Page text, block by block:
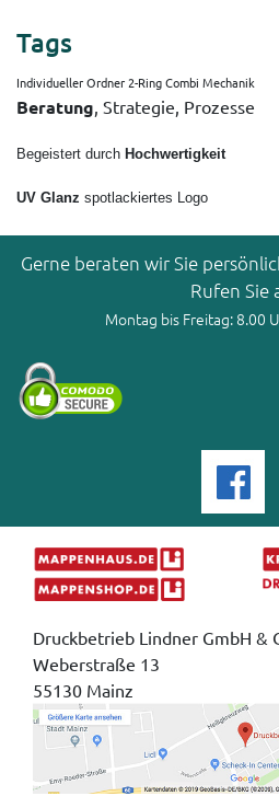
Tags
Individueller Ordner 2-Ring Combi Mechanik
Beratung, Strategie, Prozesse
Begeistert durch Hochwertigkeit
UV Glanz spotlackiertes Logo
Gerne beraten wir Sie
Rufen Sie
Montag bis Freitag: 8.00
Druckbetrieb Lindner GmbH &
Weberstraße 13
55130 Mainz